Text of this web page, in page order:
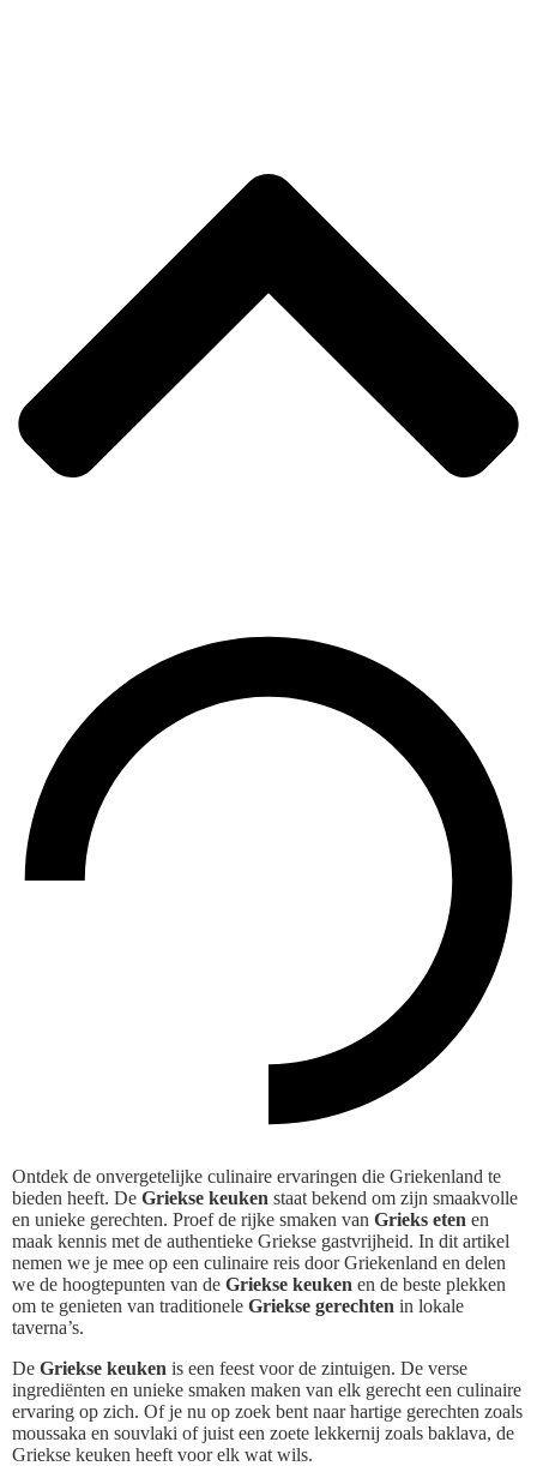
Ontdek de onvergetelijke culinaire ervaringen die Griekenland te
bieden heeft. De Griekse keuken staat bekend om zijn smaakvolle
en unieke gerechten. Proef de rijke smaken van Grieks eten en
maak kennis met de authentieke Griekse gastvrijheid. In dit artikel
nemen we je mee op een culinaire reis door Griekenland en delen
we de hoogtepunten van de Griekse keuken en de beste plekken
om te genieten van traditionele Griekse gerechten in lokale
taverna’s.
De Griekse keuken is een feest voor de zintuigen. De verse
ingrediënten en unieke smaken maken van elk gerecht een culinaire
ervaring op zich. Of je nu op zoek bent naar hartige gerechten zoals
moussaka en souvlaki of juist een zoete lekkernij zoals baklava, de
Griekse keuken heeft voor elk wat wils.